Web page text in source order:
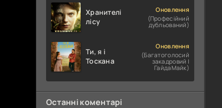
Хранителі
лісу
Оновлення
(Професійний
дубльований)
Ти, я і
Тоскана
Оновлення
(Багатоголосий
закадровий |
ГайдаМайк)
Останні коментарі